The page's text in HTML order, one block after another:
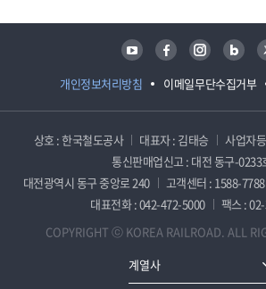
개인정보처리방침 이메일무단수집거부
유튜브 페이스북 인스타그램 블로그
상호 : 한국철도공사 대표자 : 김태승
사업자
통신판매업신고 : 대전 동구-0233
대전광역시 동구 중앙로 240
고객센터 : 1588-
대표전화 : 042-472-5000
팩스 :
COPYRIGHT ⓒ KOREA RAILROAD. ALL
계열사